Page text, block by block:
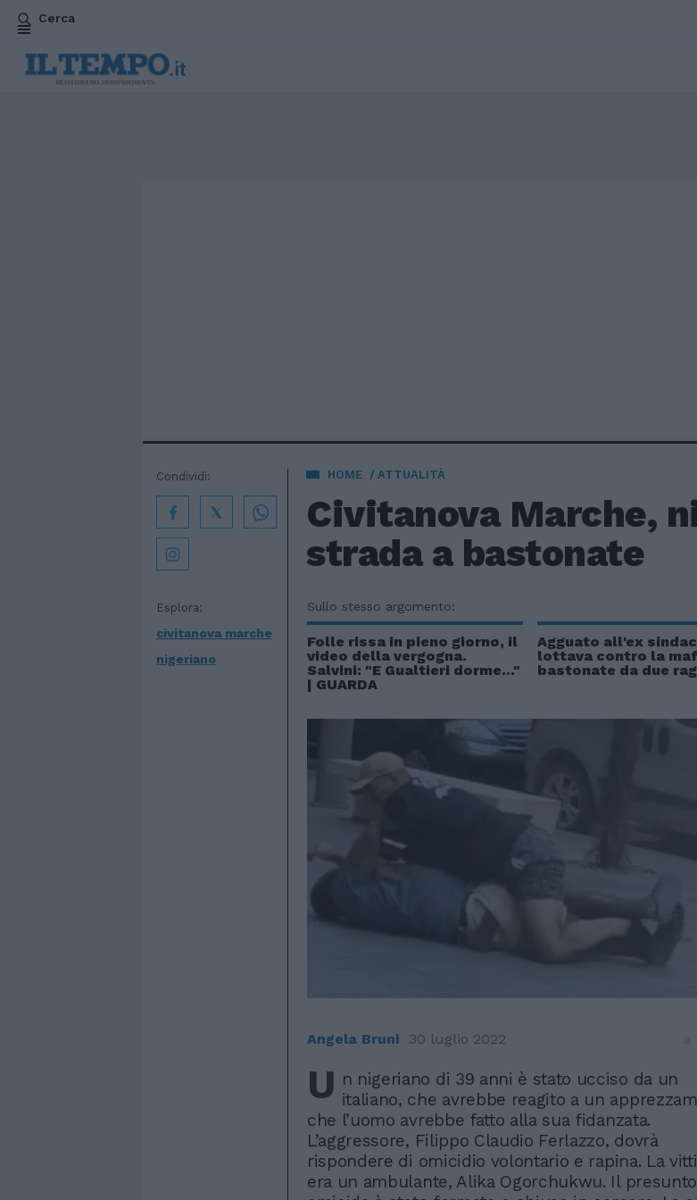
Cerca
HOME ATTUALITÀ
Civitanova Marche,
strada a bastonate
Esplora:
civitanova marche
nigeriano
Condividi:
Sullo stesso argomento:
Folle rissa in pieno giorno, il
video della vergogna.
Salvini: "E Gualtieri dorme..."
| GUARDA
Agguato all'ex
lottava contro la
bastonate da due
Angela Bruni 30 luglio 2022
U n nigeriano di 39 anni è stato ucciso da un
italiano, che avrebbe reagito a un
che l’uomo avrebbe fatto alla sua fidanzata.
L’aggressore, Filippo Claudio Ferlazzo, dovrà
rispondere di omicidio volontario e rapina. La
era un ambulante, Alika Ogorchukwu. Il presunto